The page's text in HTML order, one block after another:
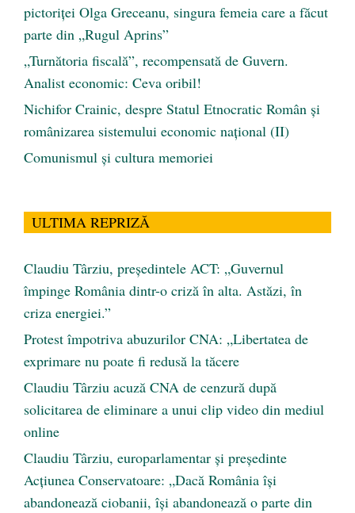
pictoriței Olga Greceanu, singura femeia care a făcut
parte din „Rugul Aprins”
„Turnătoria fiscală”, recompensată de Guvern.
Analist economic: Ceva oribil!
Nichifor Crainic, despre Statul Etnocratic Român şi
românizarea sistemului economic naţional (II)
Comunismul şi cultura memoriei
ULTIMA REPRIZĂ
Claudiu Târziu, președintele ACT: „Guvernul
împinge România dintr-o criză în alta. Astăzi, în
criza energiei.”
Protest împotriva abuzurilor CNA: „Libertatea de
exprimare nu poate fi redusă la tăcere
Claudiu Târziu acuză CNA de cenzură după
solicitarea de eliminare a unui clip video din mediul
online
Claudiu Târziu, europarlamentar și președinte
Acțiunea Conservatoare: „Dacă România își
abandonează ciobanii, își abandonează o parte din